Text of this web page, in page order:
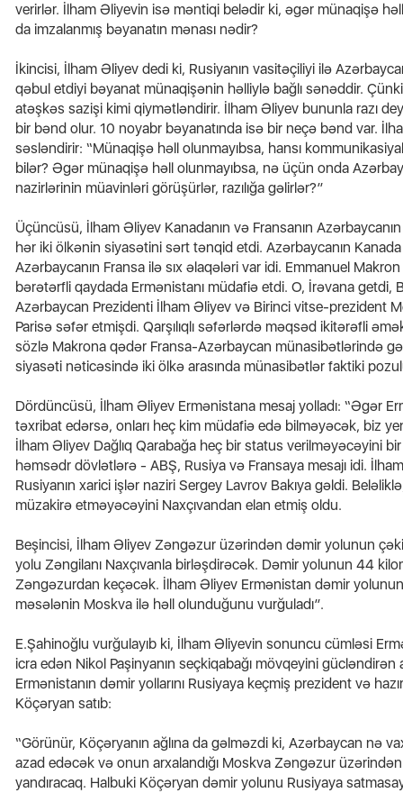
verirlər. İlham Əliyevin isə məntiqi belədir ki, əgər münaqişə
da imzalanmış bəyanatın mənası nədir?
İkincisi, İlham Əliyev dedi ki, Rusiyanın vasitəçiliyi ilə
qəbul etdiyi bəyanat münaqişənin həlliylə bağlı sənəddir.
atəşkəs sazişi kimi qiymətləndirir. İlham Əliyev bununla razı
bir bənd olur. 10 noyabr bəyanatında isə bir neçə bənd var.
səsləndirir: “Münaqişə həll olunmayıbsa, hansı
bilər? Əgər münaqişə həll olunmayıbsa, nə üçün onda
nazirlərinin müavinləri görüşürlər, razılığa gəlirlər?”
Üçüncüsü, İlham Əliyev Kanadanın və Fransanın Azərbaycanın
hər iki ölkənin siyasətini sərt tənqid etdi. Azərbaycanın
Azərbaycanın Fransa ilə sıx əlaqələri var idi. Emmanuel
bərətərfli qaydada Ermənistanı müdafiə etdi. O, İrəvana getdi,
Azərbaycan Prezidenti İlham Əliyev və Birinci vitse-prezident
Parisə səfər etmişdi. Qarşılıqlı səfərlərdə məqsəd ikitərəfli
sözlə Makrona qədər Fransa-Azərbaycan münasibətlərində
siyasəti nəticəsində iki ölkə arasında münasibətlər faktiki
Dördüncüsü, İlham Əliyev Ermənistana mesaj yolladı: “Əgər
təxribat edərsə, onları heç kim müdafiə edə bilməyəcək, biz
İlham Əliyev Dağlıq Qarabağa heç bir status verilməyəcəyini
həmsədr dövlətlərə - ABŞ, Rusiya və Fransaya mesajı idi.
Rusiyanın xarici işlər naziri Sergey Lavrov Bakıya gəldi.
müzakirə etməyəcəyini Naxçıvandan elan etmiş oldu.
Beşincisi, İlham Əliyev Zəngəzur üzərindən dəmir yolunun
yolu Zəngilanı Naxçıvanla birləşdirəcək. Dəmir yolunun 44
Zəngəzurdan keçəcək. İlham Əliyev Ermənistan dəmir
məsələnin Moskva ilə həll olunduğunu vurğuladı”.
E.Şahinoğlu vurğulayıb ki, İlham Əliyevin sonuncu cümləsi
icra edən Nikol Paşinyanın seçkiqabağı mövqeyini
Ermənistanın dəmir yollarını Rusiyaya keçmiş prezident və
Köçəryan satıb:
“Görünür, Köçəryanın ağlına da gəlməzdi ki, Azərbaycan nə
azad edəcək və onun arxalandığı Moskva Zəngəzur üzərindən
yandıracaq. Halbuki Köçəryan dəmir yolunu Rusiyaya